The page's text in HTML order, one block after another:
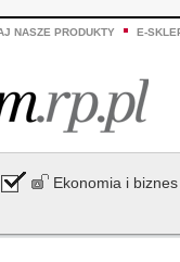
NASZE PRODUKTY E-
Ekonomia i biznes